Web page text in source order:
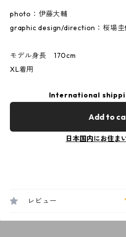
photo：伊藤大輔
graphic design/direction：桜場圭
モデル身長 170cm
XL着用
International
Add to
日本国内にお住ま
レビュー